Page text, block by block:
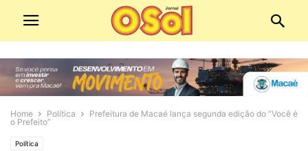
Home Política
Prefeitura de Macaé lança segunda edição do “Você é
o Prefeito”
Política